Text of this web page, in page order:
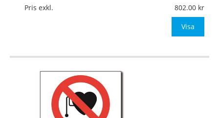
Mått:210x297mm (eller annat mått upp till 0,07m²)
Pris exkl. 802.00
Visa